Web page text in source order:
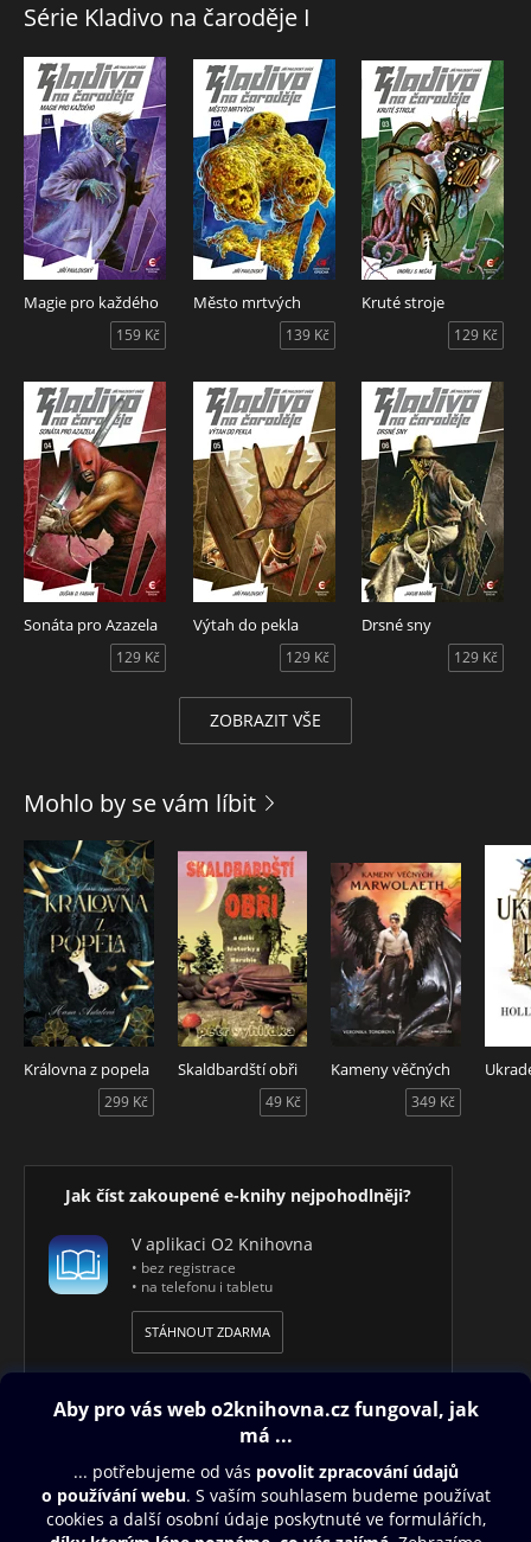
ruchu. Ve městě, které nemá moc rádo nezvané návštěvy.
Série Kladivo na čaroděje vás zavede do našeho světa, jak ho
neznáte… a jak ho ani netoužíte poznat. Alespoň ne na
vlastní kůži. Světa magie, temných přízraků, oživlých mrtvol,
zabijáků, démonů, psychopatů, nekrofilů, upírů – a to
mluvíme jen o kladných hrdinech. Ti, proti kterým bojují,
jsou ještě mnohem horší…
Série Kladivo na čaroděje I
Magie pro každého
159 Kč
Město mrtvých
139 Kč
Kruté stroje
129 Kč
Sonáta pro Azazela
129 Kč
Výtah do pekla
129 Kč
Drsné sny
129 Kč
ZOBRAZIT VŠE
Mohlo by se vám líbit
Královna z popela
299 Kč
Skaldbardští obři
49 Kč
Kameny věčných
349 Kč
Jak číst zakoupené e-knihy nejpohodlněji?
V aplikaci O2 Knihovna
• bez registrace
• na telefonu i tabletu
STÁHNOUT ZDARMA
Obsah ke stažení
Moje O2 Knihovna